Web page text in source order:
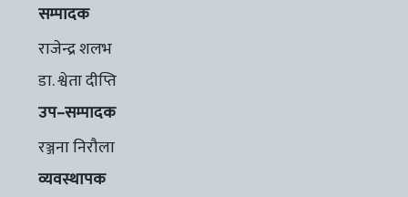
सम्पादक
राजेन्द्र शलभ
डा. श्वेता दीप्ति
उप–सम्पादक
रञ्जना निरौला
व्यवस्थापक